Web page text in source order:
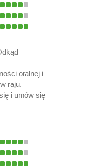
oralnej i
raju.
i umów się